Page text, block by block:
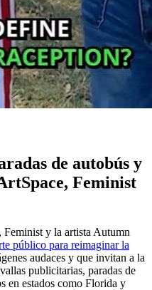
de autobús y
Feminist
y la artista Autumn
público para reimaginar la
audaces y que invitan a la
publicitarias, paradas de
en estados como Florida y